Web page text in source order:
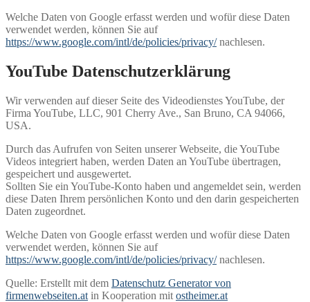
Welche Daten von Google erfasst werden und wofür diese Daten
verwendet werden, können Sie auf
https://www.google.com/intl/de/policies/privacy/nachlesen.
YouTube Datenschutzerklärung
Wir verwenden auf dieser Seite des Videodienstes YouTube, der
Firma YouTube, LLC, 901 Cherry Ave., San Bruno, CA 94066,
USA.
Durch das Aufrufen von Seiten unserer Webseite, die YouTube
Videos integriert haben, werden Daten an YouTube übertragen,
gespeichert und ausgewertet.
Sollten Sie ein YouTube-Konto haben und angemeldet sein, werden
diese Daten Ihrem persönlichen Konto und den darin gespeicherten
Daten zugeordnet.
Welche Daten von Google erfasst werden und wofür diese Daten
verwendet werden, können Sie auf
https://www.google.com/intl/de/policies/privacy/nachlesen.
Quelle: Erstellt mit dem Datenschutz Generator von
firmenwebseiten.at in Kooperation mit ostheimer.at